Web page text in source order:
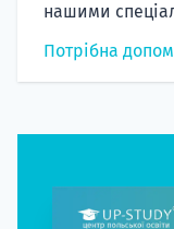
нашими
Потрібна